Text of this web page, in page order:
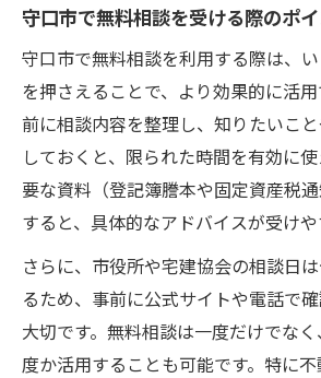
守口市で無料相談を受ける際のポ
守口市で無料相談を利用する際は、
を押さえることで、より効果的に活
前に相談内容を整理し、知りたいこ
しておくと、限られた時間を有効に
要な資料（登記簿謄本や固定資産税
すると、具体的なアドバイスが受けや
さらに、市役所や宅建協会の相談日
るため、事前に公式サイトや電話で
大切です。無料相談は一度だけでな
度か活用することも可能です。特に